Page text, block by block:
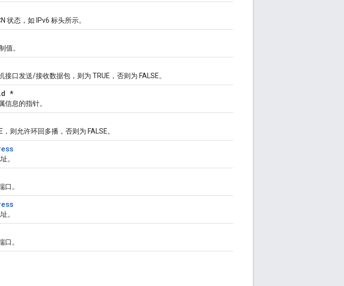
状态，如 IPv6 标头所示。
值。
接口发送/接收数据包，则为 TRUE，否则为 FALSE。
*
信息的指针。
，则允许环回多播，否则为 FALSE。
。
口。
。
口。